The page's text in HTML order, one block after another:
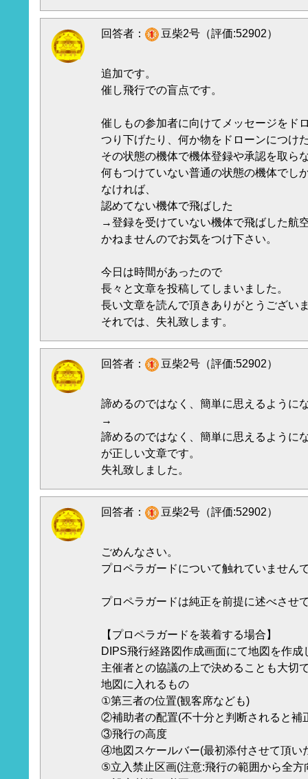
回答者： 豆柴2号（評価:52902）
追加です。
催し飛行での盲点です。
催しもの参加者に向けてメッセージをド
つり下げたり、何か物をドローンにつけ
その状態の機体で機体登録や承認を取ら
何もつけていない普通の状態の機体でし
なければ、
認めてない機体で飛ばした
→登録を受けていない機体で飛ばした航
かねませんのでお気をつけ下さい。
今日は時間があったので
長々と文章を投稿してしまいました。
長い文章を読んで頂きありがとうござい
それでは、失礼致します。
回答者： 豆柴2号（評価:52902）
諦めるのではなく、簡単に思えるように
→
諦めるのではなく、簡単に思えるように
が正しい文章です。
失礼致しました。
回答者： 豆柴2号（評価:52902）
ごめんなさい。
プロペラガードについて触れていません
プロペラガードは純正を前提に述べさせ
【プロペラガードを装着する場合】
DIPS飛行経路図作成画面にて地図を作成
主催者との協議の上で決めることも大切
地図に入れるもの
①第三者の位置(観客席なども)
②補助者の配置(不十分と判断されると補
③飛行の高度
④地図スケールバー(最初添付させて頂い
⑤立入禁止区画(注意:飛行の範囲から全方